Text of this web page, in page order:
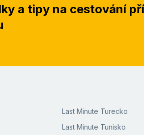
a tipy na cestování
Last Minute Turecko
Last Minute Tunisko